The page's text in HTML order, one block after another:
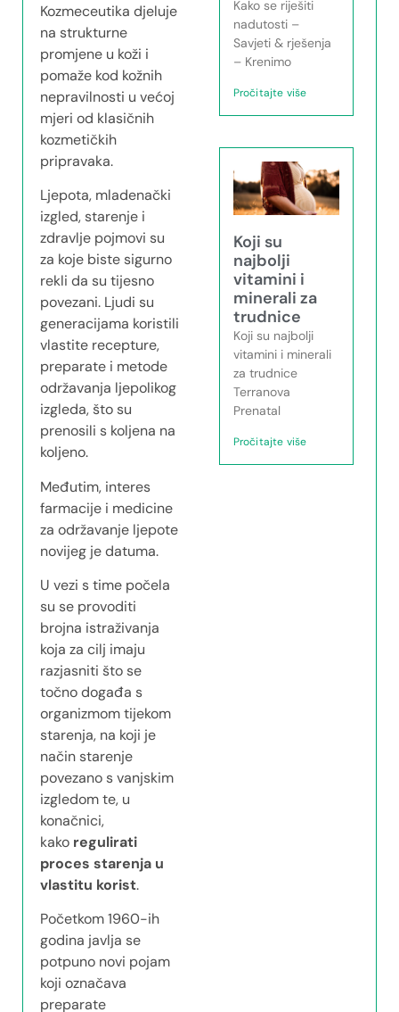
Kozmeceutika djeluje
na strukturne
promjene u koži i
pomaže kod kožnih
nepravilnosti u većoj
mjeri od klasičnih
kozmetičkih
pripravaka.
Ljepota, mladenački
izgled, starenje i
zdravlje pojmovi su
za koje biste sigurno
rekli da su tijesno
povezani. Ljudi su
generacijama koristili
vlastite recepture,
preparate i metode
održavanja ljepolikog
izgleda, što su
prenosili s koljena na
koljeno.
Međutim, interes
farmacije i medicine
za održavanje ljepote
novijeg je datuma.
U vezi s time počela
su se provoditi
brojna istraživanja
koja za cilj imaju
razjasniti što se
točno događa s
organizmom tijekom
starenja, na koji je
način starenje
povezano s vanjskim
izgledom te, u
konačnici,
kako regulirati
proces starenja u
vlastitu korist.
Početkom 1960-ih
godina javlja se
potpuno novi pojam
koji označava
preparate
Kako se riješiti
nadutosti –
Savjeti & rješenja
– Krenimo
Pročitajte više
Koji su
najbolji
vitamini i
minerali za
trudnice
Koji su najbolji
vitamini i minerali
za trudnice
Terranova
Prenatal
Pročitajte više